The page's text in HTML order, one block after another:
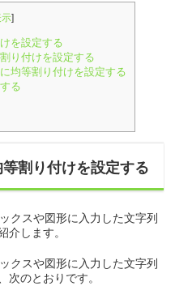
示]
を設定する
り付けを設定する
均等割り付けを設定する
る
割り付けを設定する
クスや図形に入力した文字列
介します。
クスや図形に入力した文字列
次のとおりです。